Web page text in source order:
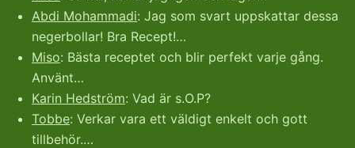
Abdi Mohammadi: Jag som svart uppskattar dessa
negerbollar! Bra Recept!…
Miso: Bästa receptet och blir perfekt varje gång.
Använt…
Karin Hedström: Vad är s.O.P?
Tobbe: Verkar vara ett väldigt enkelt och gott
tillbehör.…